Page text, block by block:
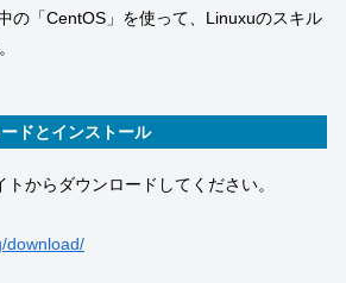
の「CentOS」を使って、Linuxuのスキル
ドとインストール
からダウンロードしてください。
download/